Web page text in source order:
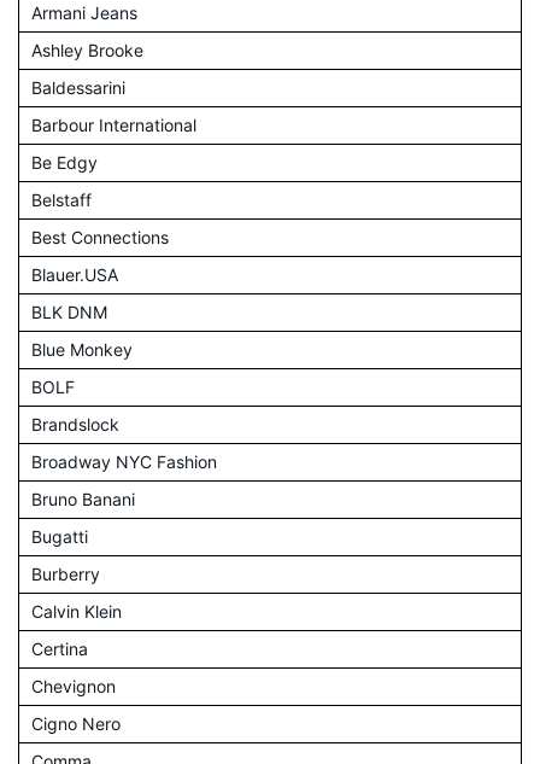
Armani Jeans
Ashley Brooke
Baldessarini
Barbour International
Be Edgy
Belstaff
Best Connections
Blauer.USA
BLK DNM
Blue Monkey
BOLF
Brandslock
Broadway NYC Fashion
Bruno Banani
Bugatti
Burberry
Calvin Klein
Certina
Chevignon
Cigno Nero